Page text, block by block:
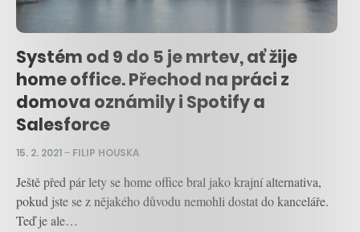
Systém od 9 do 5 je mrtev, ať žije
home office. Přechod na práci z
domova oznámily i Spotify a
Salesforce
15. 2. 2021– FILIP HOUSKA
Ještě před pár lety se home office bral jako krajní alternativa,
pokud jste se z nějakého důvodu nemohli dostat do kanceláře.
Teď je ale…